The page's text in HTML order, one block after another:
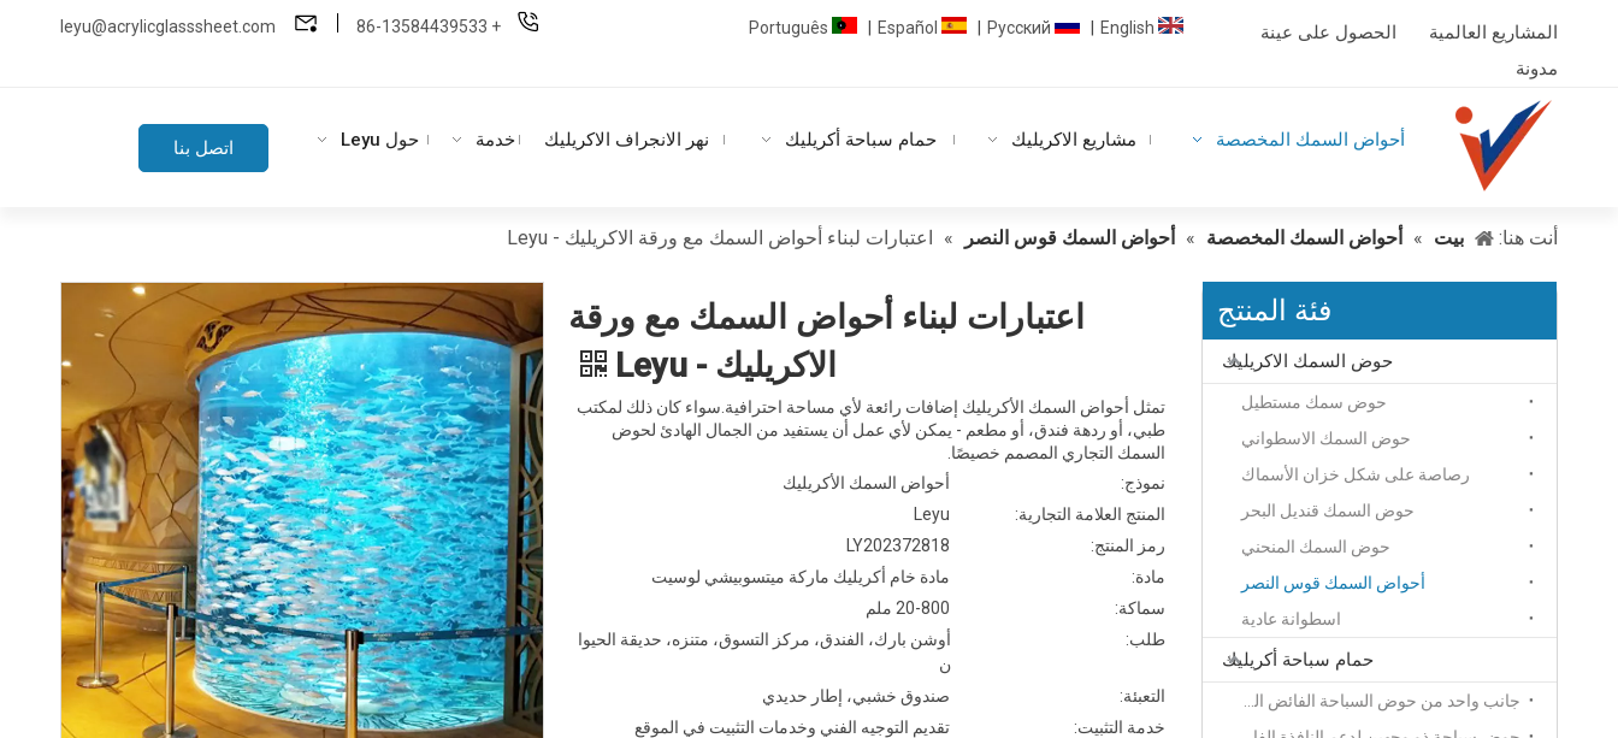
+
leyu@acrylicglasssheet.com 86-13584439533 المشاريع العالمية
الحصول على عينة
مدونة
English
Pусский
Español
Português
أحواض السمك المخصصة مشاريع الاكريليك حمام سباحة أكريليك نهر الانجراف الاكريليك خدمة حول Leyu اتصل بنا
أنت هنا: بيت » أحواض السمك المخصصة » أحواض السمك قوس النصر » اعتبارات لبناء أحواض السمك مع ورقة الاكريليك - Leyu
اعتبارات لبناء أحواض السمك مع ورقة
الاكريليك - Leyu
تمثل أحواض السمك الأكريليك إضافات رائعة لأي مساحة احترافية.سواء كان ذلك لمكتب
طبي، أو ردهة فندق، أو مطعم - يمكن لأي عمل أن يستفيد من الجمال الهادئ لحوض
السمك التجاري المصمم خصيصًا.
نموذج:
أحواض السمك الأكريليك
المنتج العلامة التجارية:
Leyu
رمز المنتج:
LY202372818
مادة:
مادة خام أكريليك ماركة ميتسوبيشي لوسيت
سماكة:
20-800 ملم
طلب:
أوشن بارك، الفندق، مركز التسوق، متنزه، حديقة الحيوا
ن
التعبئة:
صندوق خشبي، إطار حديدي
خدمة التثبيت:
تقديم التوجيه الفني وخدمات التثبيت في الموقع
فئة المنتج
حوض السمك الاكريليك
حوض سمك مستطيل
حوض السمك الاسطواني
رصاصة على شكل خزان الأسماك
حوض السمك قنديل البحر
حوض السمك المنحني
أحواض السمك قوس النصر
اسطوانة عادية
حمام سباحة أكريليك